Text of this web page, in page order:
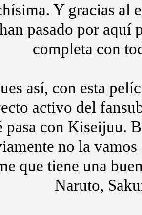
Y gracias al
pasado por aquí
completa con
así, con esta
activo del
pasa con Kiseijuu.
no la vamos
que tiene una
Naruto,